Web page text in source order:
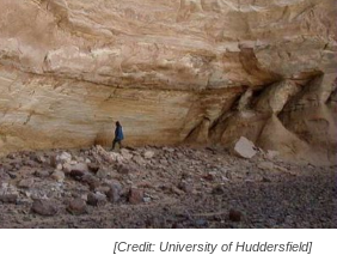
[Credit: University of Huddersfield]